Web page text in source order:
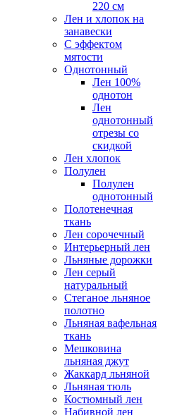
220 см
Лен и хлопок на
занавески
С эффектом
мятости
Однотонный
Лен 100%
однотон
Лен
однотонный
отрезы со
скидкой
Лен хлопок
Полулен
Полулен
однотонный
Полотенечная
ткань
Лен сорочечный
Интерьерный лен
Льняные дорожки
Лен серый
натуральный
Стеганое льняное
полотно
Льняная вафельная
ткань
Мешковина
льняная джут
Жаккард льняной
Льняная тюль
Костюмный лен
Набивной лен